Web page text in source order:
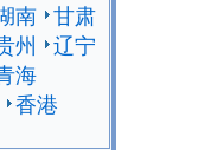
南 甘肃
州
辽宁
海
香港